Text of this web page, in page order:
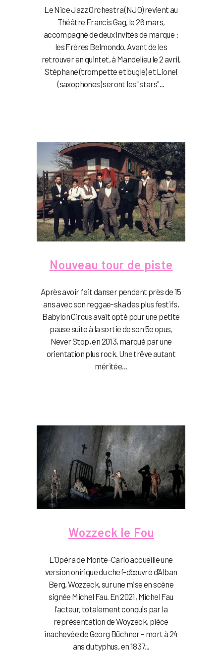
Le Nice Jazz Orchestra (NJO) revient au
Théâtre Francis Gag, le 26 mars,
accompagné de deux invités de marque :
les Frères Belmondo. Avant de les
retrouver en quintet, à Mandelieu le 2 avril,
Stéphane (trompette et bugle) et Lionel
(saxophones) seront les "stars"...
Nouveau tour de piste
Après avoir fait danser pendant près de 15
ans avec son reggae-ska des plus festifs,
Babylon Circus avait opté pour une petite
pause suite à la sortie de son 5e opus,
Never Stop, en 2013, marqué par une
orientation plus rock. Une trêve autant
méritée...
Wozzeck le Fou
L'Opéra de Monte-Carlo accueille une
version onirique du chef-d’œuvre d’Alban
Berg, Wozzeck, sur une mise en scène
signée Michel Fau. En 2021, Michel Fau
l’acteur, totalement conquis par la
représentation de Woyzeck, pièce
inachevée de Georg Büchner – mort à 24
ans du typhus, en 1837...